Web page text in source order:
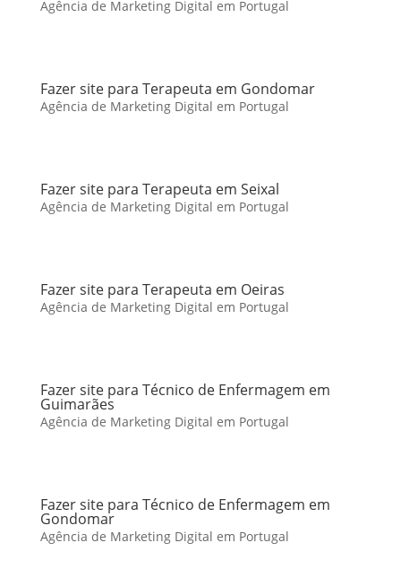
Agência de Marketing Digital em Portugal
Fazer site para Terapeuta em Gondomar
Agência de Marketing Digital em Portugal
Fazer site para Terapeuta em Seixal
Agência de Marketing Digital em Portugal
Fazer site para Terapeuta em Oeiras
Agência de Marketing Digital em Portugal
Fazer site para Técnico de Enfermagem em
Guimarães
Agência de Marketing Digital em Portugal
Fazer site para Técnico de Enfermagem em
Gondomar
Agência de Marketing Digital em Portugal